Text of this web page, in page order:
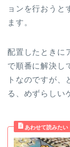
ョンを行おうと
ます。
配置したときに
で順番に解決し
トなのですが、
る、めずらしい